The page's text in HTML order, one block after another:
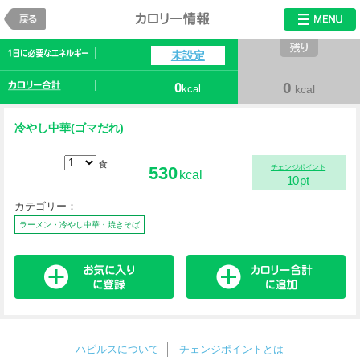
カロリー情報
未設定
0kcal 0 kcal
冷やし中華(ゴマだれ)
食 530 kcal チェンジポイント
10pt
カテゴリー：
ラーメン・冷やし中華・焼きそば
ハピルスについて チェンジポイントとは